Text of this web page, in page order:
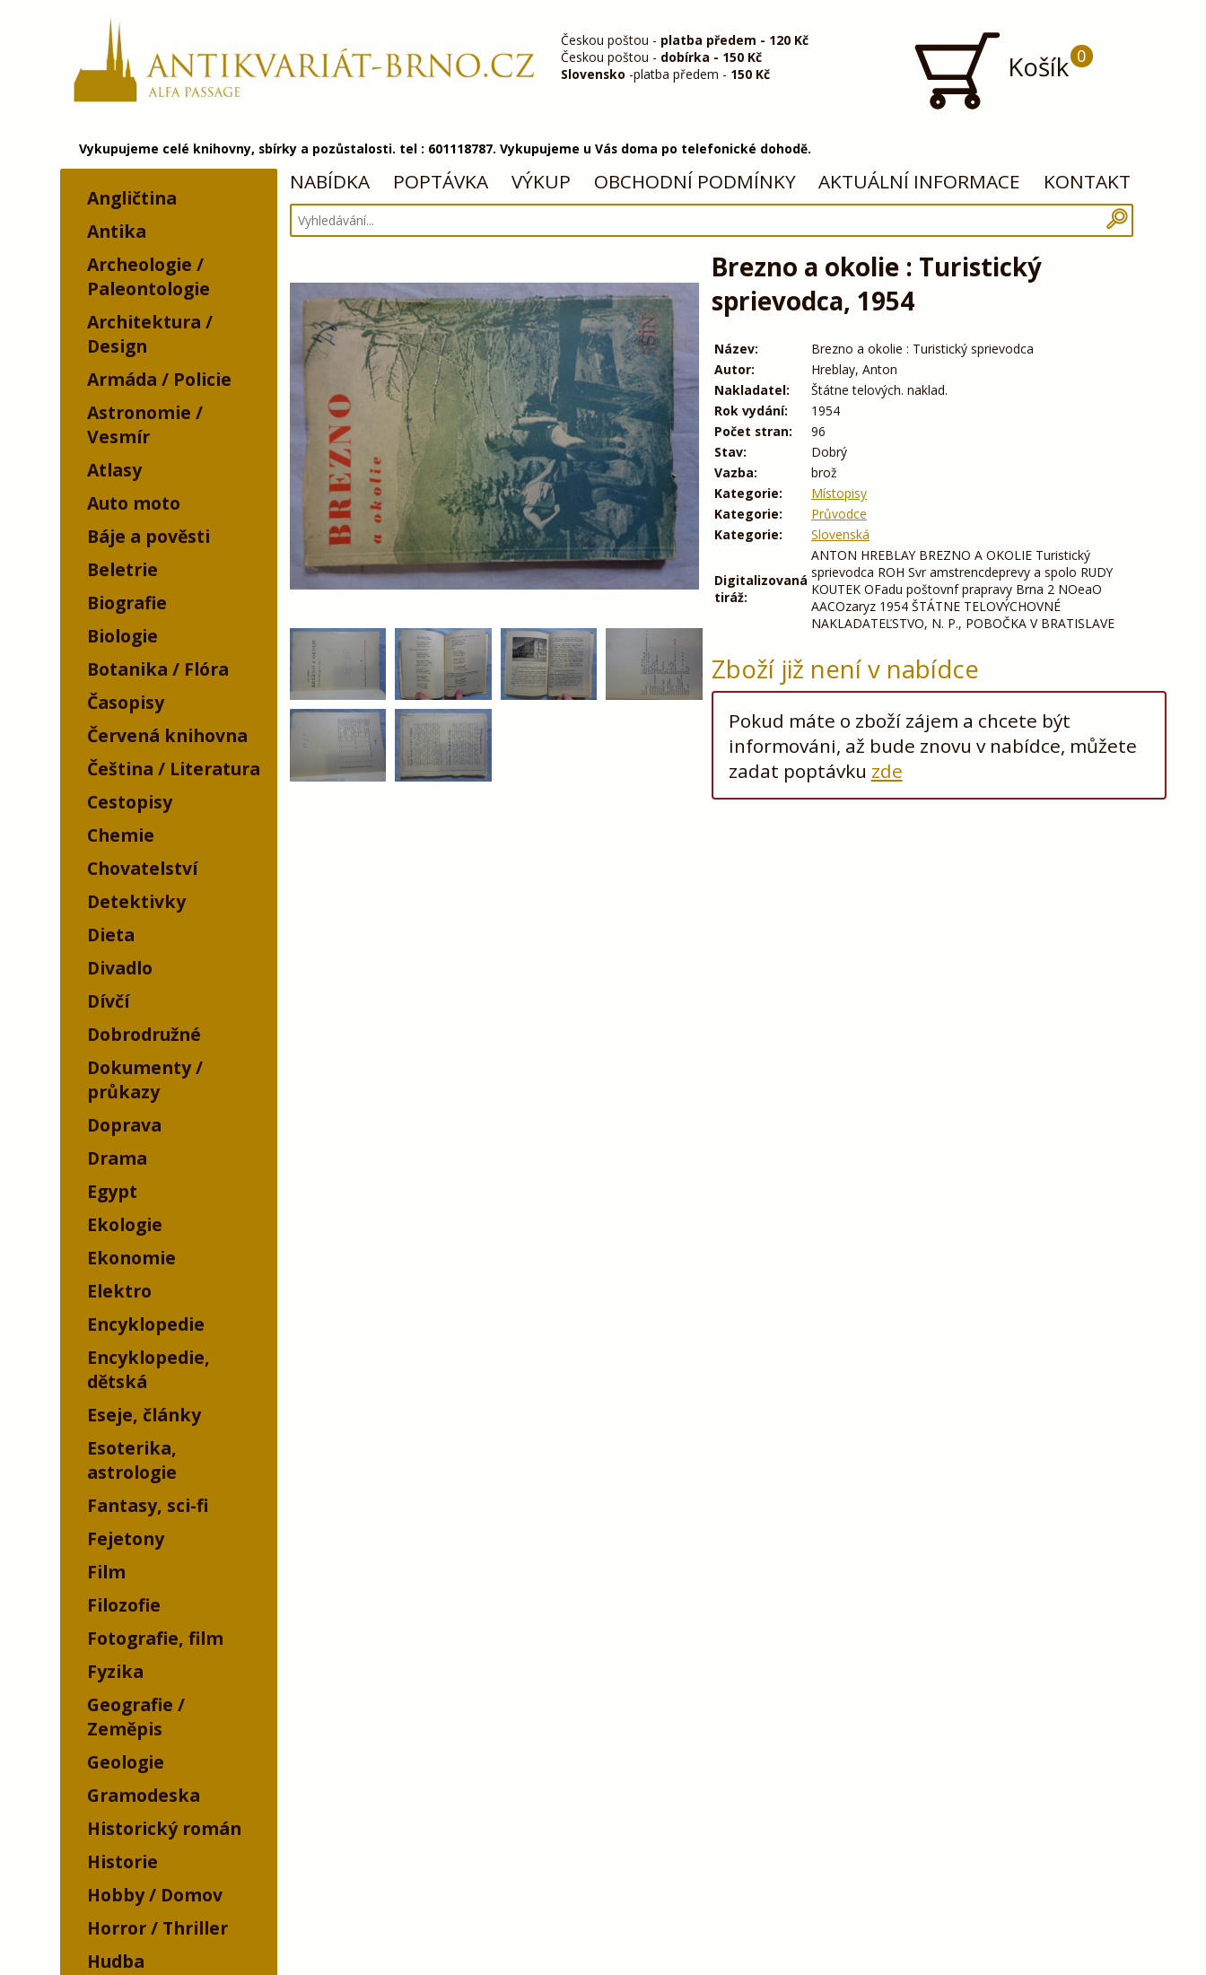
Českou poštou - platba předem - 120 Kč
Českou poštou - dobírka - 150 Kč
Slovensko -platba předem - 150 Kč Košík 0
Vykupujeme celé knihovny, sbírky a pozůstalosti. tel : 601118787. Vykupujeme u Vás doma po telefonické dohodě.
Angličtina
Antika
Archeologie /
Paleontologie
Architektura /
Design
Armáda / Policie
Astronomie /
Vesmír
Atlasy
Auto moto
Báje a pověsti
Beletrie
Biografie
Biologie
Botanika / Flóra
Časopisy
Červená knihovna
Čeština / Literatura
Cestopisy
Chemie
Chovatelství
Detektivky
Dieta
Divadlo
Dívčí
Dobrodružné
Dokumenty /
průkazy
Doprava
Drama
Egypt
Ekologie
Ekonomie
Elektro
Encyklopedie
Encyklopedie,
dětská
Eseje, články
Esoterika,
astrologie
Fantasy, sci-fi
Fejetony
Film
Filozofie
Fotografie, film
Fyzika
Geografie /
Zeměpis
Geologie
Gramodeska
Historický román
Historie
Hobby / Domov
Horror / Thriller
Hudba
NABÍDKA POPTÁVKA VÝKUP OBCHODNÍ PODMÍNKY AKTUÁLNÍ INFORMACE KONTAKT
Brezno a okolie : Turistický
sprievodca, 1954
Název:
Brezno a okolie : Turistický sprievodca
Autor:
Hreblay, Anton
Nakladatel:
Štátne telových. naklad.
Rok vydání:
1954
Počet stran:
96
Stav:
Dobrý
Vazba:
brož
Kategorie:
Místopisy
Kategorie:
Průvodce
Kategorie:
Slovenská
Digitalizovaná
tiráž:
ANTON HREBLAY BREZNO A OKOLIE Turistický
sprievodca ROH Svr amstrencdeprevy a spolo RUDY
KOUTEK OFadu poštovnf prapravy Brna 2 NOeaO
AACOzaryz 1954 ŠTÁTNE TELOVÝCHOVNÉ
NAKLADATEĽSTVO, N. P., POBOČKA V BRATISLAVE
Zboží již není v nabídce
Pokud máte o zboží zájem a chcete být
informováni, až bude znovu v nabídce, můžete
zadat poptávku zde